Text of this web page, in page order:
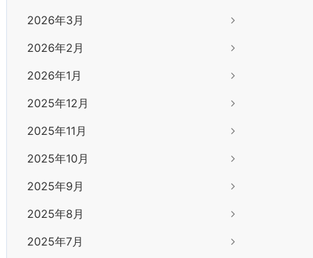
2026年3月
2026年2月
2026年1月
2025年12月
2025年11月
2025年10月
2025年9月
2025年8月
2025年7月